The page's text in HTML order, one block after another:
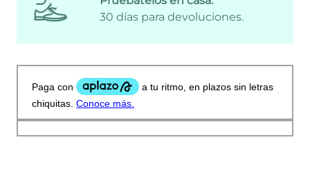
30 días para devoluciones.